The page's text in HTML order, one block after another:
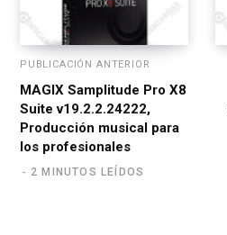
PUBLICACIÓN ANTERIOR
MAGIX Samplitude Pro X8
Suite v19.2.2.24222,
Producción musical para
los profesionales
2 MINUTOS LEÍDOS